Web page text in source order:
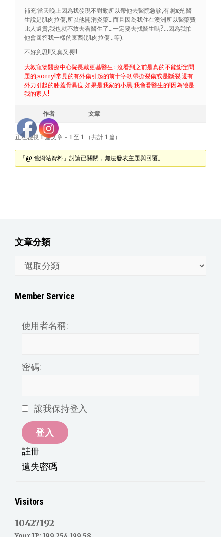
補充:當天晚上因為我發現不對勁所以帶他去醫院急診,有照x光,醫
生說是肌肉拉傷,所以他開消炎藥…而且因為我住在澳洲所以醫藥費
比人還貴,我也就不敢去看醫生了…一定要去找醫生嗎?…因為我怕
他會回答我一樣的東西(肌肉拉傷…等).
不好意思!!又臭又長!!
大敦寵物醫療中心院長戴更基醫生 : 沒看到之前是真的不能斷定問
題的,sorry!常見的有外傷引起的前十字軔帶撕裂傷或是斷裂,還有
外力引起的膝蓋骨異位.如果是我家的小黑,我會看醫生的!因為牠是
我的家人!
作者 文章
正在檢視 1 篇文章 - 1 至 1 （共計 1 篇）
「@ 舊網站資料」討論已關閉，無法發表主題與回覆。
文章分類
分
Member Service
使用者名稱:
密碼:
讓我保持登入
登入
註冊
遺失密碼
Visitors
10427192